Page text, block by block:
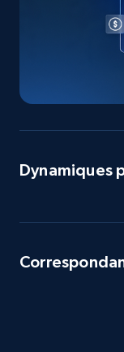
URL, Product
Dynamiques